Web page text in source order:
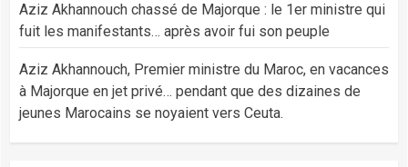
Aziz Akhannouch chassé de Majorque : le 1er ministre qui
fuit les manifestants… après avoir fui son peuple
Aziz Akhannouch, Premier ministre du Maroc, en vacances
à Majorque en jet privé… pendant que des dizaines de
jeunes Marocains se noyaient vers Ceuta.